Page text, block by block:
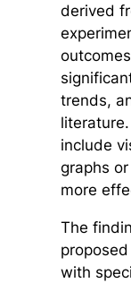
derived
trends,
include
graphs
more
The
with